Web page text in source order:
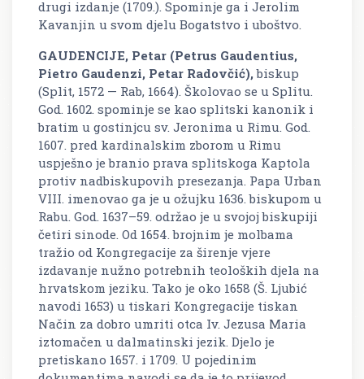
drugi izdanje (1709.). Spominje ga i Jerolim
Kavanjin u svom djelu Bogatstvo i uboštvo.
GAUDENCIJE, Petar (Petrus Gaudentius,
Pietro Gaudenzi, Petar Radovčić), biskup
(Split, 1572 — Rab, 1664). Školovao se u Splitu.
God. 1602. spominje se kao splitski kanonik i
bratim u gostinjcu sv. Jeronima u Rimu. God.
1607. pred kardinalskim zborom u Rimu
uspješno je branio prava splitskoga Kaptola
protiv nadbiskupovih presezanja. Papa Urban
VIII. imenovao ga je u ožujku 1636. biskupom u
Rabu. God. 1637–59. održao je u svojoj biskupiji
četiri sinode. Od 1654. brojnim je molbama
tražio od Kongregacije za širenje vjere
izdavanje nužno potrebnih teoloških djela na
hrvatskom jeziku. Tako je oko 1658 (Š. Ljubić
navodi 1653) u tiskari Kongregacije tiskan
Način za dobro umriti otca Iv. Jezusa Maria
iztomačen u dalmatinski jezik. Djelo je
pretiskano 1657. i 1709. U pojedinim